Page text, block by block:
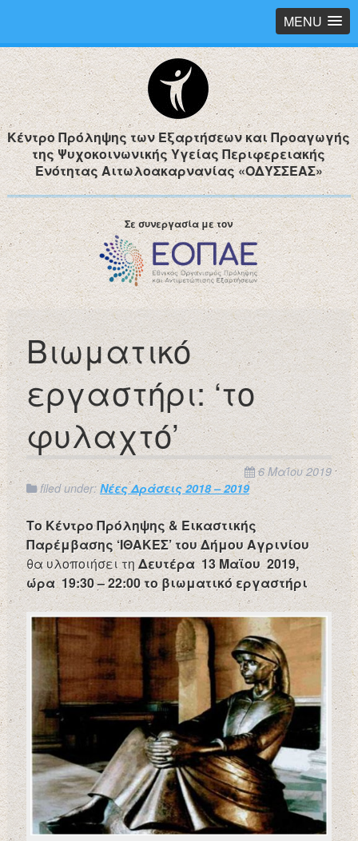
MENU
Κέντρο Πρόληψης των Εξαρτήσεων και Προαγωγής
της Ψυχοκοινωνικής Υγείας Περιφερειακής
Ενότητας Αιτωλοακαρνανίας «ΟΔΥΣΣΕΑΣ»
Σε συνεργασία με τον
Βιωματικό
εργαστήρι: ‘το
φυλαχτό’
6 Μαΐου 2019
filed under: Νέες Δράσεις 2018 – 2019
Το Κέντρο Πρόληψης & Εικαστικής
Παρέμβασης ‘ΙΘΑΚΕΣ’του Δήμου Αγρινίου
θα υλοποιήσει τηΔευτέρα 13 Μαϊου 2019,
ώρα 19:30 – 22:00το βιωματικό εργαστήρι